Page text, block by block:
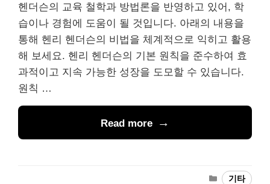
헨더슨의 교육 철학과 방법론을 반영하고 있어, 학
습이나 경험에 도움이 될 것입니다. 아래의 내용을
통해 헨리 헨더슨의 비법을 체계적으로 익히고 활용
해 보세요. 헨리 헨더슨의 기본 원칙을 준수하여 효
과적이고 지속 가능한 성장을 도모할 수 있습니다.
원칙 …
Read more
Categories
기타